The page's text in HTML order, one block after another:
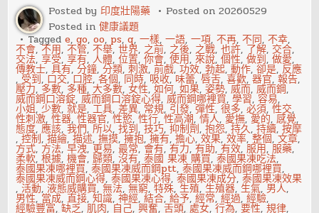
Posted by 印度壯陽藥 Posted on20260529
Posted in健康議題
Taggede,go,oo, ps,q,一樣,一語,一項,不再,不同,不幸,
不會,不用,不管,不舉,世界, 之前, 之後, 之戰,也許, 了解, 交合,
交法,享受,享有,人體,位置,你會,使用,來說,個性,做到,做愛,
傳教士,具有,分鐘,分類,刺激,前戲,功效,勃起,動作,卻是, 反應
, 受到, 口交, 口腔,各個, 同時, 吸收, 味蕾,唇舌,喜歡,器官,報告,
壓力, 多數, 多種,大多數,女性,如何,如果,姿勢,威而,威而鋼,
威而鋼口溶錠,威而鋼口溶錠心得,威而鋼哪裡買,學習,容易,
小姐,少數,就是,工具,差異, 常規, 引發,彈性,很多,必須,性交,
性刺激,性器,性器官,性慾,性行,性高潮,情人, 愛撫, 愛的,感覺,
態度,應該,我們,所以,找到,技巧,抑制劑,抱怨,持久,持續,按摩
,控制,描繪,描述,撫摸,擁抱,擁有,擔心,效果,效率,整個,文章,
方式, 方法,早洩, 更易,最常, 會有,有力,有助,有效,服用,服藥,
柔軟,根據,機會,歸類,沒有,泰國 果凍 購買,泰國果凍吃法,
泰國果凍哪裡買,泰國果凍威而鋼ptt,泰國果凍威而鋼哪裡買,
泰國果凍威而鋼心得,泰國果凍心得,泰國果凍成分,泰國果凍效果
,活動,液態威購買,無法,無窮,特殊,生殖,生殖器,生氣, 男人,
男性, 當成,直接,知識,神經,結合,給予,經常,經過,經驗,
經驗豐富,缺乏,肌肉, 自己,興奮,舌頭,處女,行為,要性,規律,